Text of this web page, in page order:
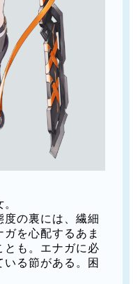
度の裏には、繊細
を心配するあま
とも。エナガに必
る節がある。困